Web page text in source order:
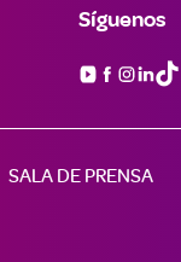
Síguenos

SALA DE PRENSA